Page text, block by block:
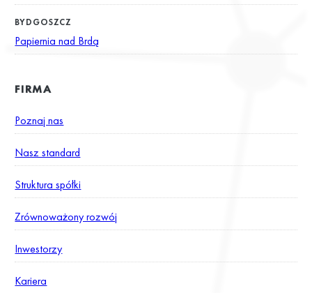
BYDGOSZCZ
Papiernia nad Brdą
FIRMA
Poznaj nas
Nasz standard
Struktura spółki
Zrównoważony rozwój
Inwestorzy
Kariera